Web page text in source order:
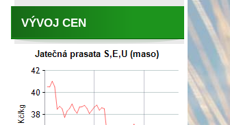
VÝVOJ CEN